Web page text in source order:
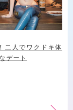
二人でワクドキ体
デート